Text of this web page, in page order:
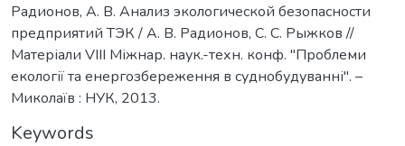
Радионов, А. В. Анализ экологической безопасности
предприятий ТЭК / А. В. Радионов, С. С. Рыжков //
Матеріали VIII Міжнар. наук.-техн. конф. "Проблеми
екології та енергозбереження в суднобудуванні". –
Миколаїв : НУК, 2013.
Keywords